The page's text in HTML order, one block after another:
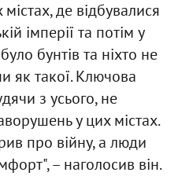
де відбувалися
імперії та потім у
бунтів та ніхто не
як такої. Ключова
з усього, не
у цих містах.
про війну, а люди
– наголосив він.